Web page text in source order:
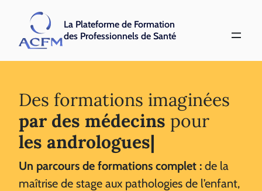
La Plateforme de Formation
des Professionnels de Santé
Des formations imaginées
par des médecins pour
les urologues|
Un parcours de formations complet : de la
maîtrise de stage aux pathologies de l’enfant,